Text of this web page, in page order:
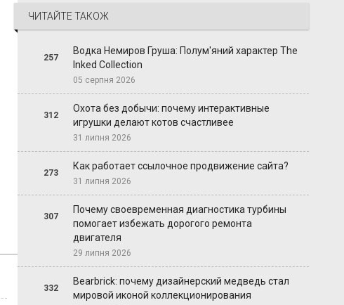
ЧИТАЙТЕ ТАКОЖ
257
Водка Немиров Груша: Полум'яний характер The
Inked Collection
05 серпня 2026
312
Охота без добычи: почему интерактивные
игрушки делают котов счастливее
31 липня 2026
273
Как работает ссылочное продвижение сайта?
31 липня 2026
307
Почему своевременная диагностика турбины
помогает избежать дорогого ремонта
двигателя
29 липня 2026
332
Bearbrick: почему дизайнерский медведь стал
мировой иконой коллекционирования